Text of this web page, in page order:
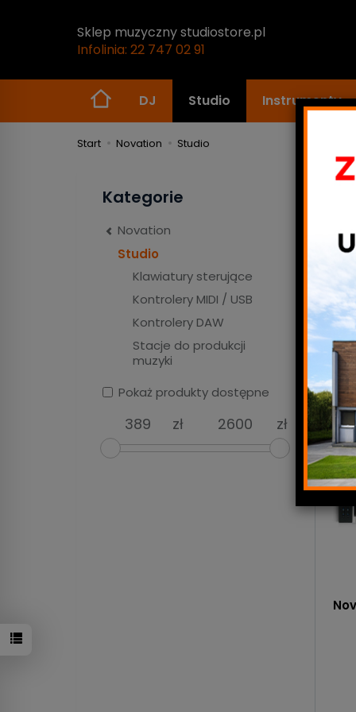
Sklep muzyczny studiostore.pl
Infolinia: 22 747 02 91
DJ Studio Instrumenty
Start Novation Studio
Kategorie
Novation
Studio
Klawiatury sterujące
Kontrolery MIDI / USB
Kontrolery DAW
Stacje do produkcji
muzyki
Pokaż produkty dostępne
zł zł